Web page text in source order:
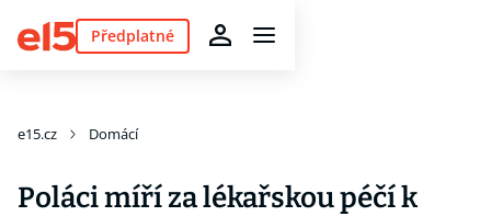
Předplatné
e15.cz Domácí
Poláci míří za lékařskou péčí k